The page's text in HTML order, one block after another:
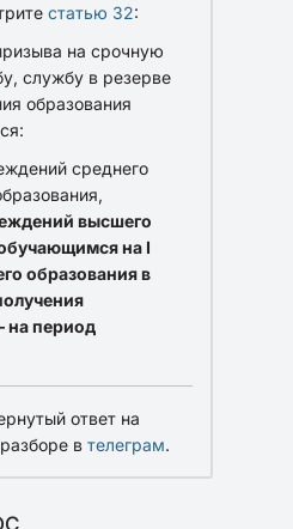
статью 32:
на срочную
службу в резерве
образования
среднего
высшего
на I
образования в
на период
ответ на
в телеграм.